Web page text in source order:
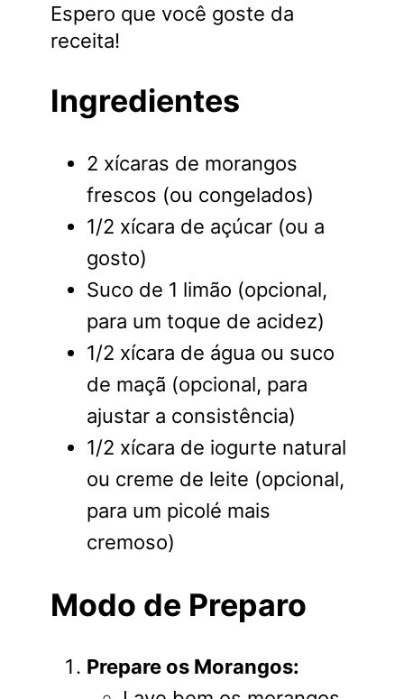
Espero que você goste da
receita!
Ingredientes
2 xícaras de morangos
frescos (ou congelados)
1/2 xícara de açúcar (ou a
gosto)
Suco de 1 limão (opcional,
para um toque de acidez)
1/2 xícara de água ou suco
de maçã (opcional, para
ajustar a consistência)
1/2 xícara de iogurte natural
ou creme de leite (opcional,
para um picolé mais
cremoso)
Modo de Preparo
Prepare os Morangos: